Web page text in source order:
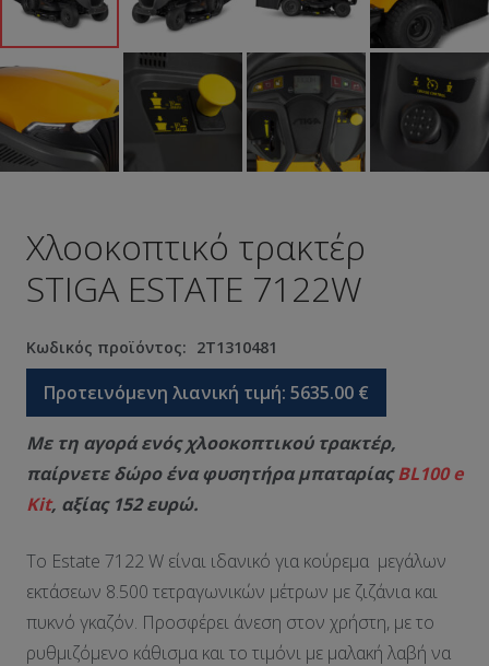
Χλοοκοπτικό τρακτέρ
STIGA ESTATE 7122W
Κωδικός προϊόντος: 2T1310481
Προτεινόμενη λιανική τιμή: 5635.00 €
Με τη αγορά ενός χλοοκοπτικού τρακτέρ,
παίρνετε δώρο ένα φυσητήρα μπαταρίαςBL100 e
Kit, αξίας 152 ευρώ.
Το Estate 7122 W είναι ιδανικό για κούρεμα μεγάλων
εκτάσεων 8.500 τετραγωνικών μέτρων με ζιζάνια και
πυκνό γκαζόν. Προσφέρει άνεση στον χρήστη, με το
ρυθμιζόμενο κάθισμα και το τιμόνι με μαλακή λαβή να